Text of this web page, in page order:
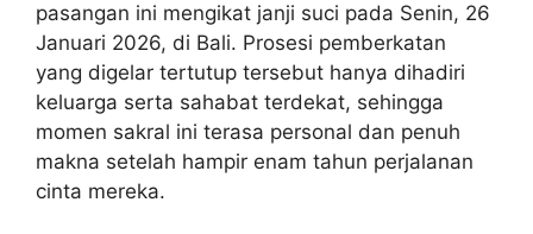
pasangan ini mengikat janji suci pada Senin, 26
Januari 2026, di Bali. Prosesi pemberkatan
yang digelar tertutup tersebut hanya dihadiri
keluarga serta sahabat terdekat, sehingga
momen sakral ini terasa personal dan penuh
makna setelah hampir enam tahun perjalanan
cinta mereka.